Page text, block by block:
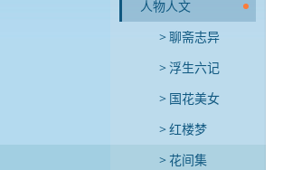
人物人文
聊斋志异
浮生六记
国花美女
红楼梦
花间集